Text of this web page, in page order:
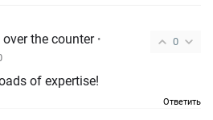
0
the counter •
of expertise!
Ответить